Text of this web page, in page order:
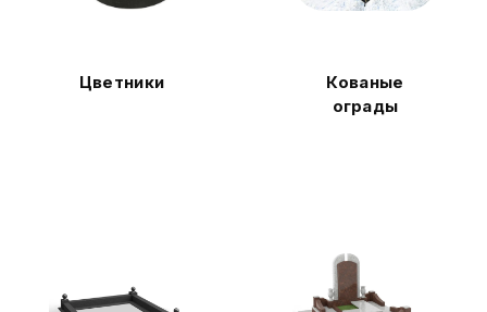
Цветники
Кованые
ограды